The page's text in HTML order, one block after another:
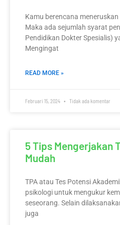
Kamu berencana
Maka ada sejumlah syarat
Pendidikan Dokter Spesialis)
Mengingat
READ MORE »
Februari 15, 2024 Tidak ada komentar
5 Tips Mengerjakan
Mudah
TPA atau Tes Potensi
psikologi untuk mengukur
seseorang. Selain
juga